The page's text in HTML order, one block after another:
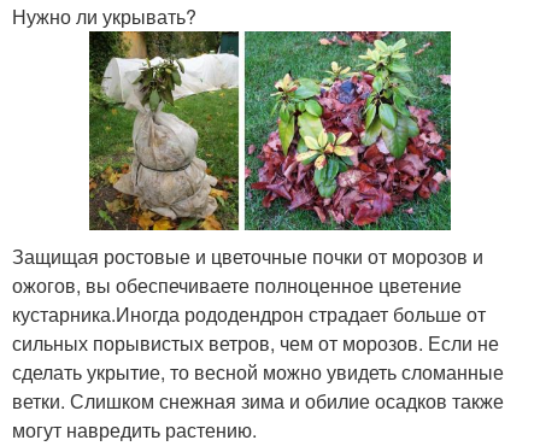
Нужно ли укрывать?
Защищая ростовые и цветочные почки от морозов и
ожогов, вы обеспечиваете полноценное цветение
кустарника.Иногда рододендрон страдает больше от
сильных порывистых ветров, чем от морозов. Если не
сделать укрытие, то весной можно увидеть сломанные
ветки. Слишком снежная зима и обилие осадков также
могут навредить растению.